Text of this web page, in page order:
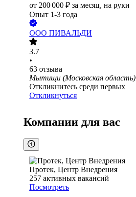
от 200 000 ₽ за месяц, на руки
Опыт 1-3 года
ООО ПИВАЛЬДИ
3.7
•
63 отзыва
Мытищи (Московская область)
Откликнитесь среди первых
Откликнуться
Компании для вас
Протек, Центр Внедрения
257 активных вакансий
Посмотреть